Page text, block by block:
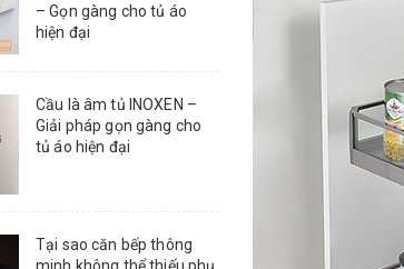
– Gọn gàng cho tủ áo
hiện đại
Cầu là âm tủ INOXEN –
Giải pháp gọn gàng cho
tủ áo hiện đại
Tại sao căn bếp thông